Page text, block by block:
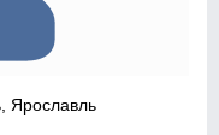
Ярославль